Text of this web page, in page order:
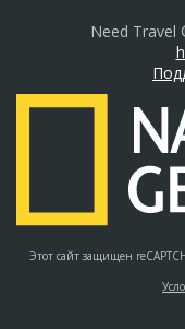
Need Travel
Этот сайт защищен